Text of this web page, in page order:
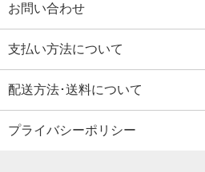
お問い合わせ
支払い方法について
配送方法･送料について
プライバシーポリシー